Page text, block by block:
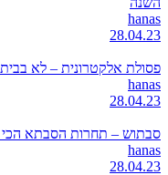
hanas
28.04.23
פסולת אלקטרונית – לא
hanas
28.04.23
סבתוש – תחרות הסבתא הכי
hanas
28.04.23